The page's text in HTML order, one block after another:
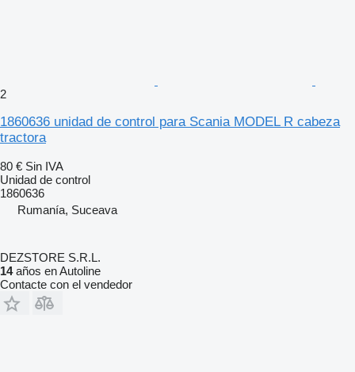
2
1860636 unidad de control para Scania MODEL R cabeza
tractora
80 € Sin IVA
Unidad de control
1860636
Rumanía, Suceava
DEZSTORE S.R.L.
14años en Autoline
Contacte con el vendedor